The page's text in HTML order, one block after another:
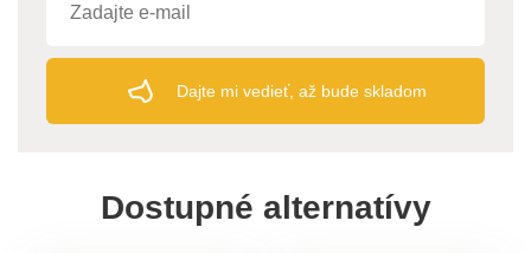
Dajte mi vedieť, až bude skladom
Dostupné alternatívy